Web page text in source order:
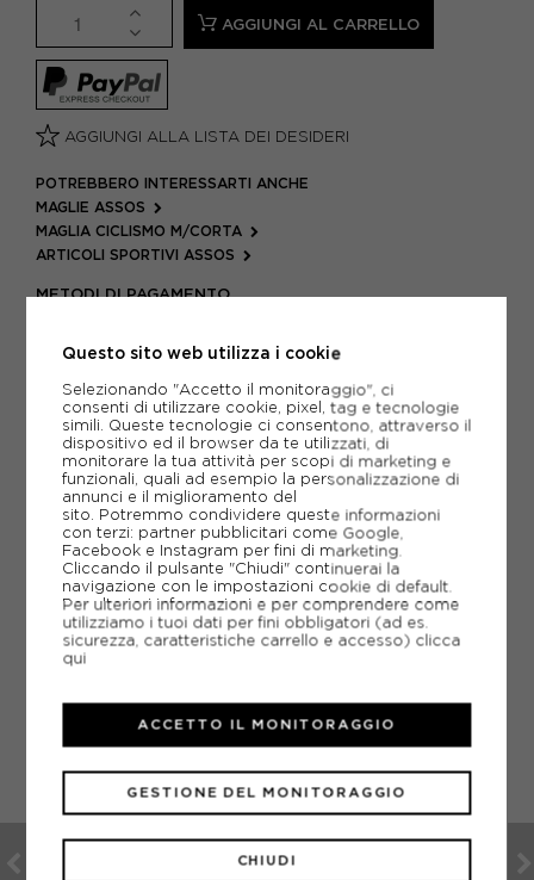
AGGIUNGI AL CARRELLO
AGGIUNGI ALLA LISTA DEI DESIDERI
POTREBBERO INTERESSARTI ANCHE
MAGLIE ASSOS
MAGLIA CICLISMO M/CORTA
ARTICOLI SPORTIVI ASSOS
METODI DI PAGAMENTO
PIÙ INFORMAZIONI
SCHEDA TECNICA
GUIDA ALLE TAGLIE
CONSIGLIATI DA NOI
Questo sito web utilizza i cookie
Selezionando "Accetto il monitoraggio", ci
consenti di utilizzare cookie, pixel, tag e tecnologie
simili. Queste tecnologie ci consentono, attraverso il
dispositivo ed il browser da te utilizzati, di
monitorare la tua attività per scopi di marketing e
funzionali, quali ad esempio la personalizzazione di
annunci e il miglioramento del
sito. Potremmo condividere queste informazioni
con terzi: partner pubblicitari come Google,
Facebook e Instagram per fini di marketing.
Cliccando il pulsante "Chiudi" continuerai la
navigazione con le impostazioni cookie di default.
Per ulteriori informazioni e per comprendere come
utilizziamo i tuoi dati per fini obbligatori (ad es.
sicurezza, caratteristiche carrello e accesso) clicca
qui
CHIUDI
GESTIONE DEL MONITORAGGIO
ACCETTO IL MONITORAGGIO